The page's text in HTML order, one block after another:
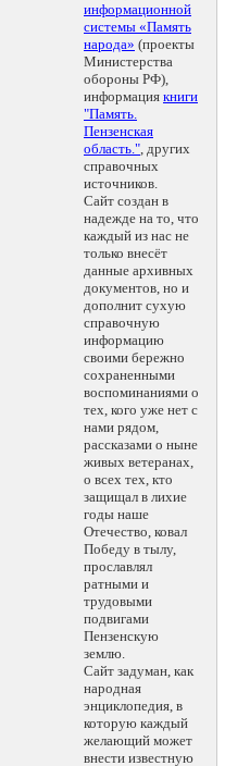
информационной
системы «Память
народа» (проекты
Министерства
обороны РФ),
информация книги
"Память.
Пензенская
область.", других
справочных
источников.
Сайт создан в
надежде на то, что
каждый из нас не
только внесёт
данные архивных
документов, но и
дополнит сухую
справочную
информацию
своими бережно
сохраненными
воспоминаниями о
тех, кого уже нет с
нами рядом,
рассказами о ныне
живых ветеранах,
о всех тех, кто
защищал в лихие
годы наше
Отечество, ковал
Победу в тылу,
прославлял
ратными и
трудовыми
подвигами
Пензенскую
землю.
Сайт задуман, как
народная
энциклопедия, в
которую каждый
желающий может
внести известную